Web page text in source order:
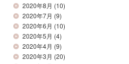
2020年8月 (10)
2020年7月 (9)
2020年6月 (10)
2020年5月 (4)
2020年4月 (9)
2020年3月 (20)